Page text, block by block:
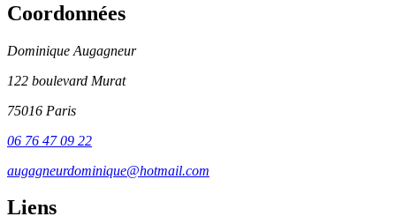
Coordonnées
Dominique Augagneur
122 boulevard Murat
75016 Paris
06 76 47 09 22
augagneurdominique@hotmail.com
Liens